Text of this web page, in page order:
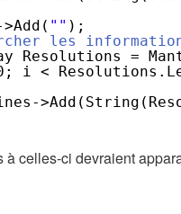
"" );
les
Resolutions =
i <
celles-ci devraient